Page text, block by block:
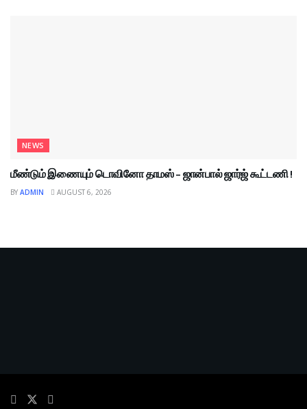
NEWS
மீண்டும் இணையும் டொவினோ தாமஸ் – ஜான்பால் ஜார்ஜ் கூட்டணி !
BY ADMIN AUGUST 6, 2026